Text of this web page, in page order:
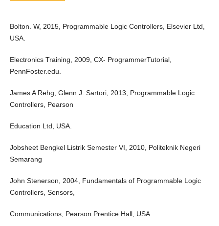
Bolton. W, 2015, Programmable Logic Controllers, Elsevier Ltd,
USA.
Electronics Training, 2009, CX- ProgrammerTutorial,
PennFoster.edu.
James A Rehg, Glenn J. Sartori, 2013, Programmable Logic
Controllers, Pearson
Education Ltd, USA.
Jobsheet Bengkel Listrik Semester VI, 2010, Politeknik Negeri
Semarang
John Stenerson, 2004, Fundamentals of Programmable Logic
Controllers, Sensors,
Communications, Pearson Prentice Hall, USA.